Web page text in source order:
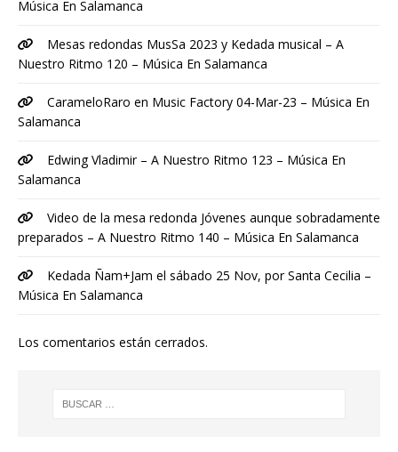
Música En Salamanca
Mesas redondas MusSa 2023 y Kedada musical – A
Nuestro Ritmo 120 – Música En Salamanca
CarameloRaro en Music Factory 04-Mar-23 – Música En
Salamanca
Edwing Vladimir – A Nuestro Ritmo 123 – Música En
Salamanca
Video de la mesa redonda Jóvenes aunque sobradamente
preparados – A Nuestro Ritmo 140 – Música En Salamanca
Kedada Ñam+Jam el sábado 25 Nov, por Santa Cecilia –
Música En Salamanca
Los comentarios están cerrados.